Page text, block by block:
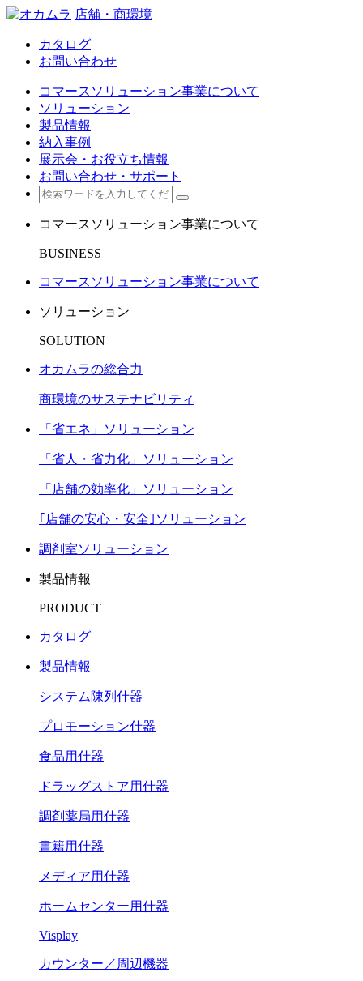
店舗・商環境
カタログ
お問い合わせ
コマースソリューション事業について
ソリューション
製品情報
納入事例
展示会・お役立ち情報
お問い合わせ・サポート
コマースソリューション事業について
BUSINESS
コマースソリューション事業について
ソリューション
SOLUTION
オカムラの総合力
商環境のサステナビリティ
「省エネ」ソリューション
「省人・省力化」ソリューション
「店舗の効率化」ソリューション
｢店舗の安心・安全｣ソリューション
調剤室ソリューション
製品情報
PRODUCT
カタログ
製品情報
システム陳列什器
プロモーション什器
食品用什器
ドラッグストア用什器
調剤薬局用什器
書籍用什器
メディア用什器
ホームセンター用什器
Visplay
カウンター／周辺機器